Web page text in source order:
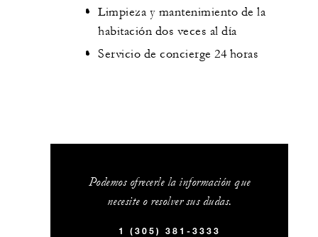
Limpieza y mantenimiento de la
habitación dos veces al día
Servicio de concierge 24 horas
Podemos ofrecerle la información que
necesite o resolver sus dudas.
1 (305) 381-3333